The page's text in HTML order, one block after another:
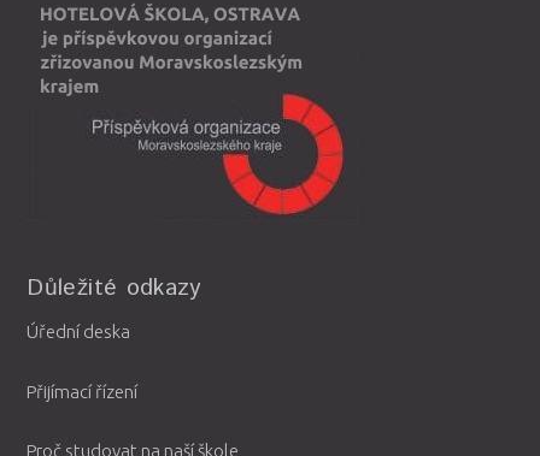
Důležité odkazy
Úřední deska
Přijímací řízení
Proč studovat na naší škole